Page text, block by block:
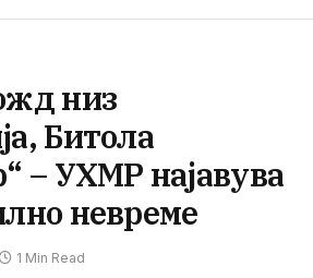
низ
Битола
– УХМР најавува
невреме
1 Min Read